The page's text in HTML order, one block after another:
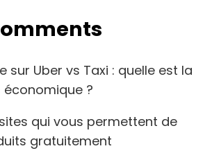
sur Uber vs Taxi : quelle est la
?
sites qui vous permettent de
gratuitement